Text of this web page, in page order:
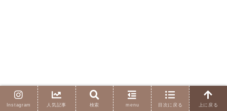
Instagram 人気記事 検索 menu 目次に戻る 上に戻る